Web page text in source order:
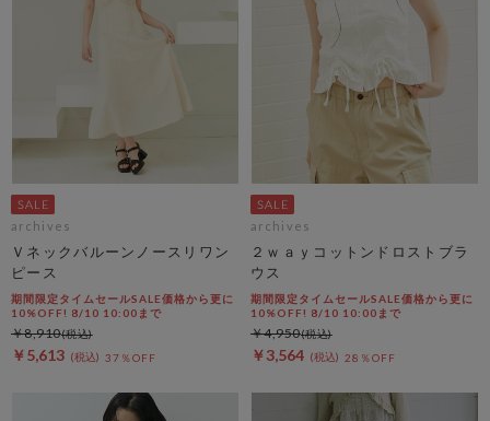
archives
Ｖネックバルーンノースリワン
ピース
期間限定タイムセールSALE価格から更に
10%OFF! 8/10 10:00まで
￥5,613 37％OFF
￥8,910
archives
２ｗａｙコットンドロストブラ
ウス
期間限定タイムセールSALE価格から更に
10%OFF! 8/10 10:00まで
￥3,564 28％OFF
￥4,950